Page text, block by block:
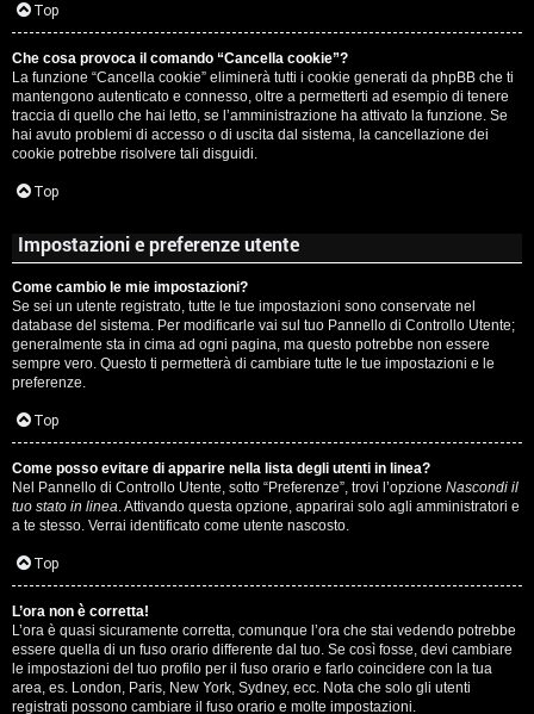
i
v
i
e
r
c
a
F
A
Q
Top
Che cosa provoca il comando “Cancella cookie”?
La funzione “Cancella cookie” eliminerà tutti i cookie generati da phpBB che ti
mantengono autenticato e connesso, oltre a permetterti ad esempio di tenere
traccia di quello che hai letto, se l’amministrazione ha attivato la funzione. Se
hai avuto problemi di accesso o di uscita dal sistema, la cancellazione dei
cookie potrebbe risolvere tali disguidi.
Top
Impostazioni e preferenze utente
Come cambio le mie impostazioni?
Se sei un utente registrato, tutte le tue impostazioni sono conservate nel
database del sistema. Per modificarle vai sul tuo Pannello di Controllo Utente;
generalmente sta in cima ad ogni pagina, ma questo potrebbe non essere
sempre vero. Questo ti permetterà di cambiare tutte le tue impostazioni e le
preferenze.
Top
Come posso evitare di apparire nella lista degli utenti in linea?
Nel Pannello di Controllo Utente, sotto “Preferenze”, trovi l’opzione Nascondi il
tuo stato in linea. Attivando questa opzione, apparirai solo agli amministratori e
a te stesso. Verrai identificato come utente nascosto.
Top
L’ora non è corretta!
L’ora è quasi sicuramente corretta, comunque l’ora che stai vedendo potrebbe
essere quella di un fuso orario differente dal tuo. Se così fosse, devi cambiare
le impostazioni del tuo profilo per il fuso orario e farlo coincidere con la tua
area, es. London, Paris, New York, Sydney, ecc. Nota che solo gli utenti
registrati possono cambiare il fuso orario e molte impostazioni.
c
a
:
C
D
V
i
n
i
l
i
/
D
i
g
i
t